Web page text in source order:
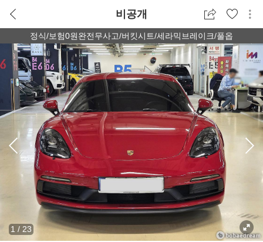
비공개
정식/보험0원완전무사고/버킷시트/세라믹브레이크/풀옵
1 / 23